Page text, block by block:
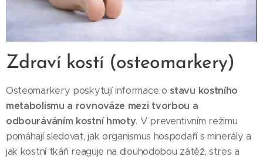
Zdraví kostí (osteomarkery)
Osteomarkery poskytují informace ostavu kostního
metabolismu a rovnováze mezi tvorbou a
odbouráváním kostní hmoty. V preventivním režimu
pomáhají sledovat, jak organismus hospodaří s minerály a
jak kostní tkáň reaguje na dlouhodobou zátěž, stres a